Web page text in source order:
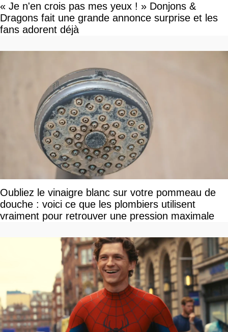
« Je n'en crois pas mes yeux ! » Donjons &
Dragons fait une grande annonce surprise et les
fans adorent déjà
Oubliez le vinaigre blanc sur votre pommeau de
douche : voici ce que les plombiers utilisent
vraiment pour retrouver une pression maximale